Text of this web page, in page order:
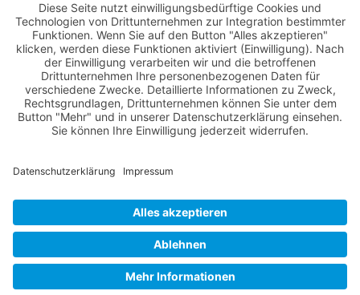
Nutzungsbedingungen
Über Uns
Datenschutz
Kontakt
Impressum
Winsen Aktuell// Realisiert von